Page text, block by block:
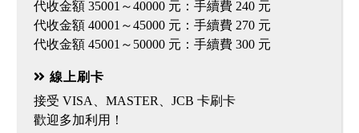
代收金額 35001～40000 元：手續費 240 元
代收金額 40001～45000 元：手續費 270 元
線上刷卡
接受 VISA、MASTER、JCB 卡刷卡
歡迎多加利用！